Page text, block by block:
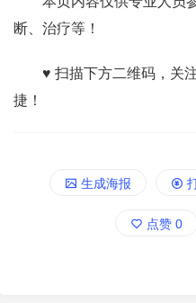
断、治疗等！
♥ 扫描下方二维码，关
捷！
生成海报
点赞 0